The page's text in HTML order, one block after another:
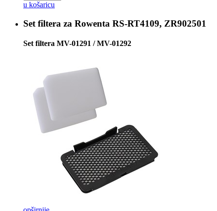
u košaricu
Set filtera za Rowenta RS-RT4109, ZR902501
Set filtera MV-01291 / MV-01292